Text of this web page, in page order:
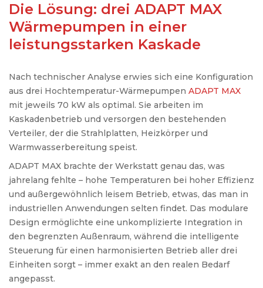
Die Lösung: drei ADAPT MAX
Wärmepumpen in einer
leistungsstarken Kaskade
Nach technischer Analyse erwies sich eine Konfiguration
aus drei Hochtemperatur-Wärmepumpen ADAPT MAX
mit jeweils 70 kW als optimal. Sie arbeiten im
Kaskadenbetrieb und versorgen den bestehenden
Verteiler, der die Strahlplatten, Heizkörper und
Warmwasserbereitung speist.
ADAPT MAX brachte der Werkstatt genau das, was
jahrelang fehlte – hohe Temperaturen bei hoher Effizienz
und außergewöhnlich leisem Betrieb, etwas, das man in
industriellen Anwendungen selten findet. Das modulare
Design ermöglichte eine unkomplizierte Integration in
den begrenzten Außenraum, während die intelligente
Steuerung für einen harmonisierten Betrieb aller drei
Einheiten sorgt – immer exakt an den realen Bedarf
angepasst.